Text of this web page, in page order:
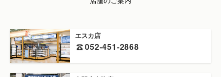
店舗のご案内
エスカ店
052-451-2868